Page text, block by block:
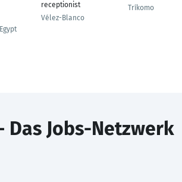
receptionist
Vélez-Blanco
Tríkomo
Das Jobs-Netzwerk